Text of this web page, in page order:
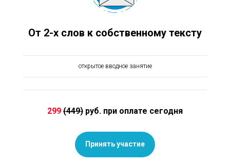
От 2-х слов к собственному тексту
открытое вводное занятие
299 (449) руб. при оплате сегодня
Принять участие